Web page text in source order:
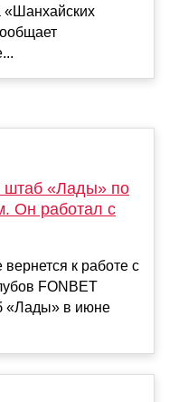
«Шанхайских
штаб «Лады» по
Он работал с
к работе с
FONBET
«Лады» в июне